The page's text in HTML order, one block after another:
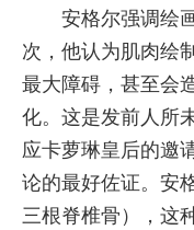
安格尔强调绘画
次，他认为肌肉绘
最大障碍，甚至会
化。这是发前人所
应卡萝琳皇后的邀
论的最好佐证。安
三根脊椎骨），这